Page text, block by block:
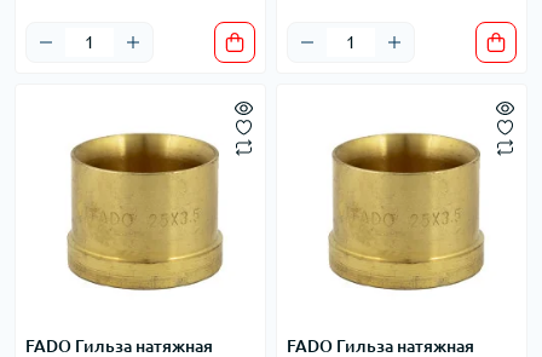
FADO Гильза натяжная
FADO Гильза натяжная